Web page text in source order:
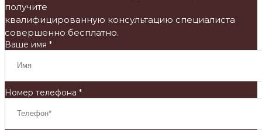
получите
квалифицированную консультацию специалиста
совершенно бесплатно.
Ваше имя *
Номер телефона *